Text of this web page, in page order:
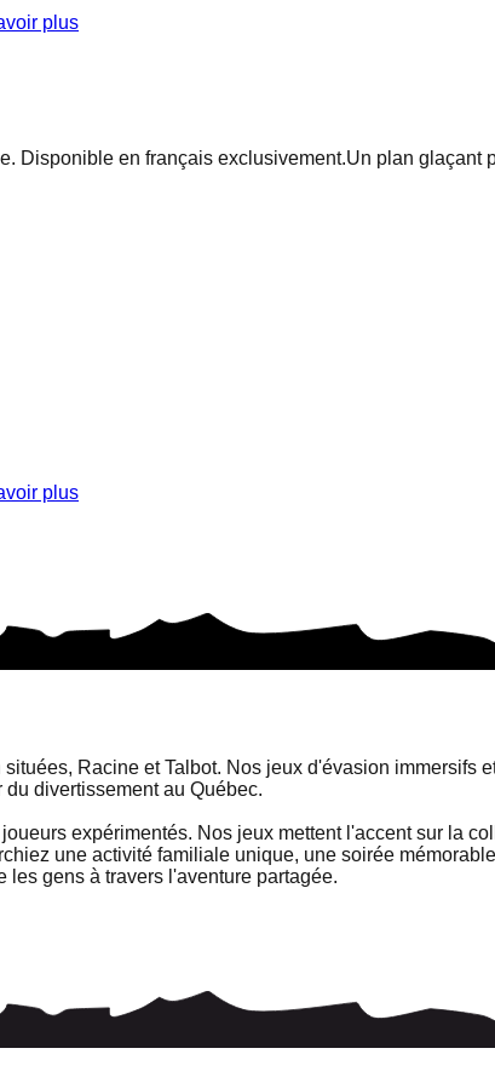
plus
Disponible en français exclusivement.Un plan glaçant
plus
Racine et Talbot. Nos jeux d'évasion immersifs
divertissement au Québec.
expérimentés. Nos jeux mettent l'accent sur la
une activité familiale unique, une soirée
gens à travers l'aventure partagée.